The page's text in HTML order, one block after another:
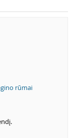
rūmai